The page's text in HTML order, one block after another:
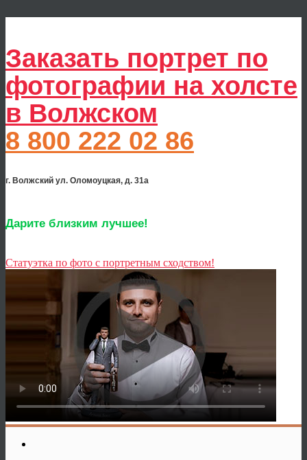
Заказать портрет по
фотографии на холсте
в Волжском
8 800 222 02 86
г. Волжский ул. Оломоуцкая, д. 31а
Дарите близким лучшее!
Статуэтка по фото с портретным сходством!